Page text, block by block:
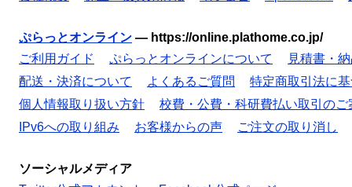
ぷらっとオンライン — https://online.plathome.co.jp/
ご利用ガイド
ぷらっとオンラインについて
見積書・
配送・決済について
よくあるご質問
特定商取引法に
個人情報取り扱い方針
校費・公費・科研費払い取引のご
IPv6への取り組み
お客様からの声 ご注文の取り消し
ソーシャルメディア